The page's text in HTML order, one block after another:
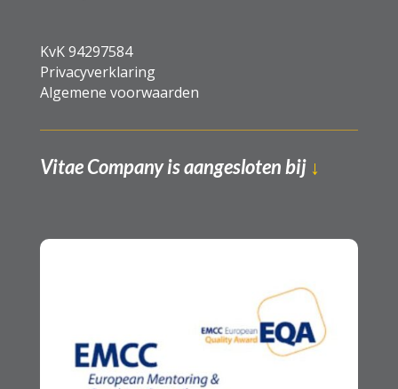
KvK94297584
Privacyverklaring
Algemene voorwaarden
Vitae Company is aangesloten bij ↓